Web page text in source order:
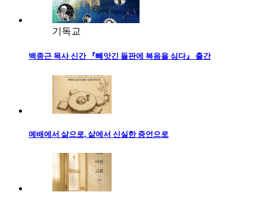
기독교
백종근 목사 신간 『빼앗긴 들판에 복음을 심다』 출간
예배에서 삶으로, 삶에서 신실한 증언으로